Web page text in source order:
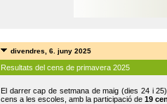
divendres, 6. juny 2025
Resultats del cens de primavera 2025
El darrer cap de setmana de maig (dies 24 i
cens a les escoles, amb la participació de 19